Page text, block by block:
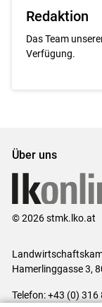
Redaktion
Das Team
Verfügung.
Über uns
© 2026 stmk.lko.at
Hamerlinggasse 3,
Telefon: +43 (0) 316